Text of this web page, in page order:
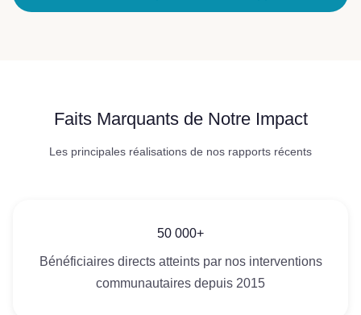
Faits Marquants de Notre Impact
Les principales réalisations de nos rapports récents
50 000+
Bénéficiaires directs atteints par nos interventions
communautaires depuis 2015